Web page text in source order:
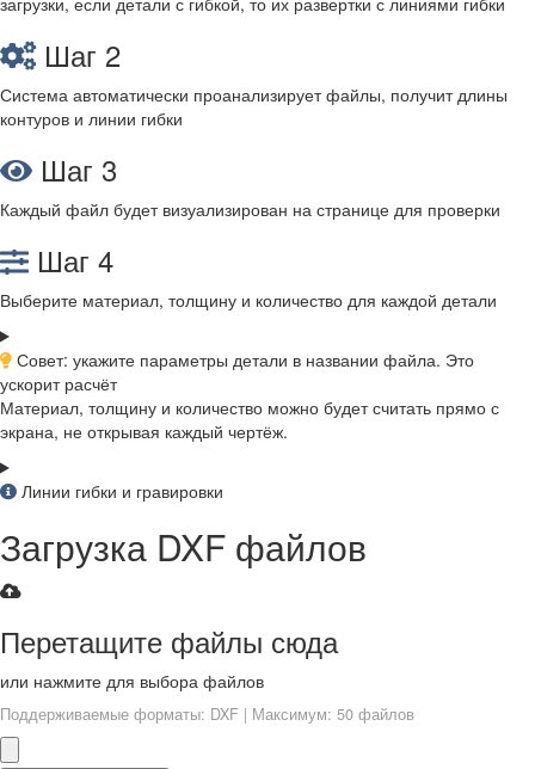
Шаг 2
Система автоматически проанализирует файлы, получит длины
контуров и линии гибки
Шаг 3
Каждый файл будет визуализирован на странице для проверки
Шаг 4
Выберите материал, толщину и количество для каждой детали
Совет: укажите параметры детали в названии файла. Это
ускорит расчёт
Материал, толщину и количество можно будет считать прямо с
экрана, не открывая каждый чертёж.
Линии гибки и гравировки
Загрузка DXF файлов
Перетащите файлы сюда
или нажмите для выбора файлов
Поддерживаемые форматы: DXF | Максимум: 50 файлов